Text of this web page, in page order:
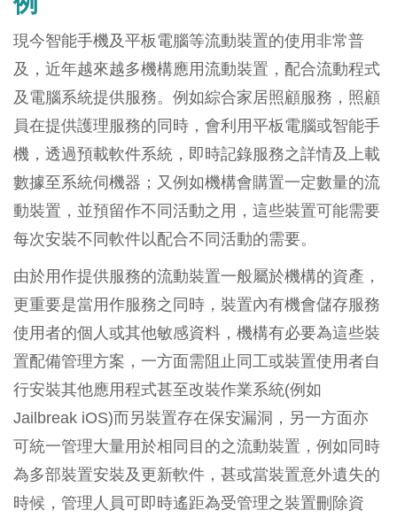
現今智能手機及平板電腦等流動裝置的使用非常普
及，近年越來越多機構應用流動裝置，配合流動程式
及電腦系統提供服務。例如綜合家居照顧服務，照顧
員在提供護理服務的同時，會利用平板電腦或智能手
機，透過預載軟件系統，即時記錄服務之詳情及上載
數據至系統伺機器；又例如機構會購置一定數量的流
動裝置，並預留作不同活動之用，這些裝置可能需要
每次安裝不同軟件以配合不同活動的需要。
由於用作提供服務的流動裝置一般屬於機構的資產，
更重要是當用作服務之同時，裝置內有機會儲存服務
使用者的個人或其他敏感資料，機構有必要為這些裝
置配備管理方案，一方面需阻止同工或裝置使用者自
行安裝其他應用程式甚至改裝作業系統(例如
Jailbreak iOS)而另裝置存在保安漏洞，另一方面亦
可統一管理大量用於相同目的之流動裝置，例如同時
為多部裝置安裝及更新軟件，甚或當裝置意外遺失的
時候，管理人員可即時遙距為受管理之裝置刪除資